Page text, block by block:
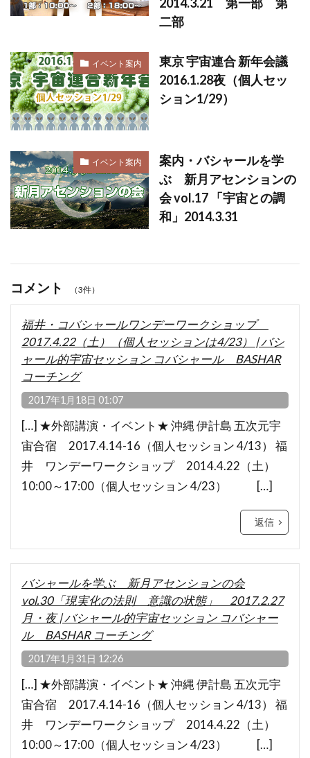
二部
イベント案内
東京 宇宙連合 新年会議
2016.1.28夜（個人セッ
ション1/29）
イベント案内
案内・バシャールを学
ぶ 新月アセンションの
会 vol.17 「宇宙との調
和」2014.3.31
コメント （3件）
福井・コバシャールワンデーワークショップ
2017.4.22（土）（個人セッションは4/23） | バシ
ャール的宇宙セッション コバシャール BASHAR
コーチング
2017年1月18日 01:07
[…] ★外部講演・イベント★ 沖縄 伊計島 五次元宇
宙合宿 2017.4.14-16（個人セッション 4/13） 福
井 ワンデーワークショップ 2014.4.22（土）
10:00～17:00（個人セッション 4/23） […]
返信
バシャールを学ぶ 新月アセンションの会
vol.30「現実化の法則 意識の状態」 2017.2.27
月・夜 | バシャール的宇宙セッション コバシャー
ル BASHAR コーチング
2017年1月31日 12:26
[…] ★外部講演・イベント★ 沖縄 伊計島 五次元宇
宙合宿 2017.4.14-16（個人セッション 4/13） 福
井 ワンデーワークショップ 2014.4.22（土）
10:00～17:00（個人セッション 4/23） […]